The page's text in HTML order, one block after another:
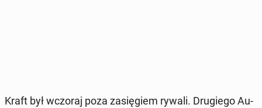
Kraft był wczoraj poza za­się­giem rywali. Dru­gie­go Au­